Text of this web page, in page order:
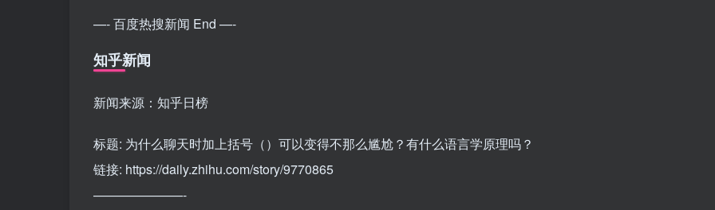
—- 百度热搜新闻 End —-
知乎新闻
新闻来源：知乎日榜
标题: 为什么聊天时加上括号（）可以变得不那么尴尬？有什么语言学原理吗？
链接: https://daily.zhihu.com/story/9770865
———————-